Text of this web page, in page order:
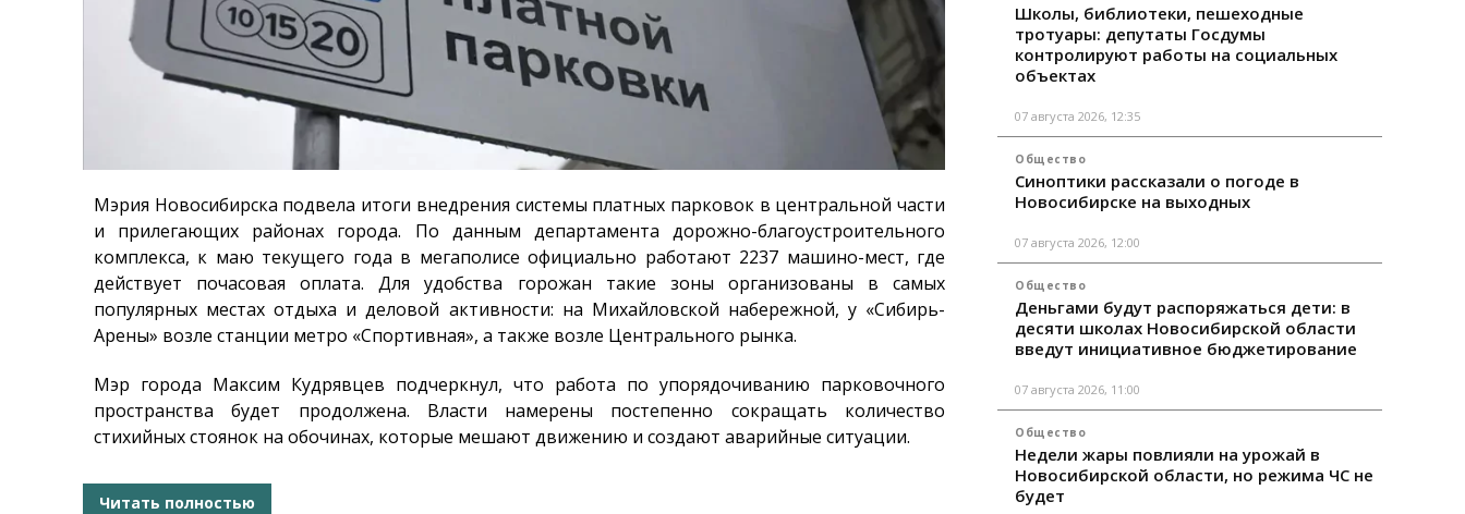
Мэрия Новосибирска подвела итоги внедрения системы платных парковок в центральной части
и прилегающих районах города. По данным департамента дорожно-благоустроительного
комплекса, к маю текущего года в мегаполисе официально работают 2237 машино-мест, где
действует почасовая оплата. Для удобства горожан такие зоны организованы в самых
популярных местах отдыха и деловой активности: на Михайловской набережной, у «Сибирь-
Арены» возле станции метро «Спортивная», а также возле Центрального рынка.
Мэр города Максим Кудрявцев подчеркнул, что работа по упорядочиванию парковочного
пространства будет продолжена. Власти намерены постепенно сокращать количество
стихийных стоянок на обочинах, которые мешают движению и создают аварийные ситуации.
Читать полностью
Школы, библиотеки, пешеходные
тротуары: депутаты Госдумы
контролируют работы на социальных
объектах
07 августа 2026, 12:35
Общество
Синоптики рассказали о погоде в
Новосибирске на выходных
07 августа 2026, 12:00
Общество
Деньгами будут распоряжаться дети: в
десяти школах Новосибирской области
введут инициативное бюджетирование
07 августа 2026, 11:00
Общество
Недели жары повлияли на урожай в
Новосибирской области, но режима ЧС не
будет